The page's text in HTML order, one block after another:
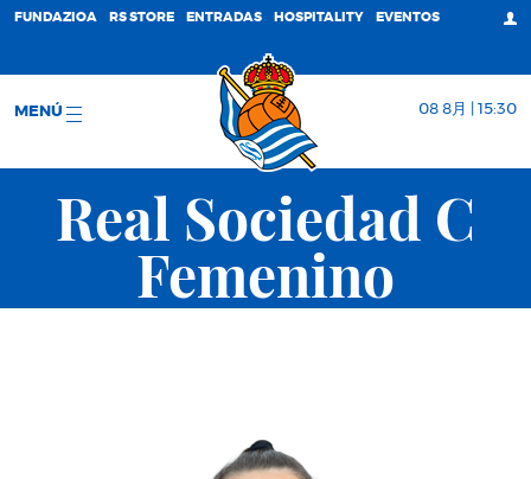
FUNDAZIOA RS STORE ENTRADAS HOSPITALITY EVENTOS
MENÚ 08 8月 | 15:30
Real Sociedad C
Femenino